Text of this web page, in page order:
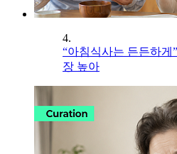
4.
“아침식사는 든든하게
장 높아